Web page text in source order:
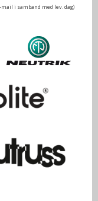
mail i samband med lev. dag)